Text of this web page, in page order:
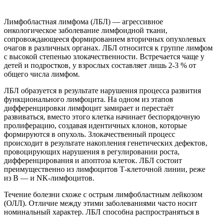
Лимфобластная лимфома (ЛБЛ) — агрессивное
онкологическое заболевание лимфоидной ткани,
сопровождающееся формированием вторичных опухолевых
очагов в различных органах. ЛБЛ относится к группе лимфом
с высокой степенью злокачественности. Встречается чаще у
детей и подростков, у взрослых составляет лишь 2-3 % от
общего числа лимфом.
ЛБЛ образуется в результате нарушения процесса развития
функционального лимфоцита. На одном из этапов
дифференцировки лимфоцит замирает и перестаёт
развиваться, вместо этого клетка начинает беспорядочную
пролиферацию, создавая идентичных клонов, которые
формируются в опухоль. Злокачественный процесс
происходит в результате накопления генетических дефектов,
провоцирующих нарушения в регулировании роста,
дифференцирования и апоптоза клеток. ЛБЛ состоит
преимущественно из лимфоцитов Т-клеточной линии, реже
из В — и NK-лимфоцитов.
Течение болезни схоже с острым лимфобластным лейкозом
(ОЛЛ). Отличие между этими заболеваниями часто носит
номинальный характер. ЛБЛ способна распространяться в